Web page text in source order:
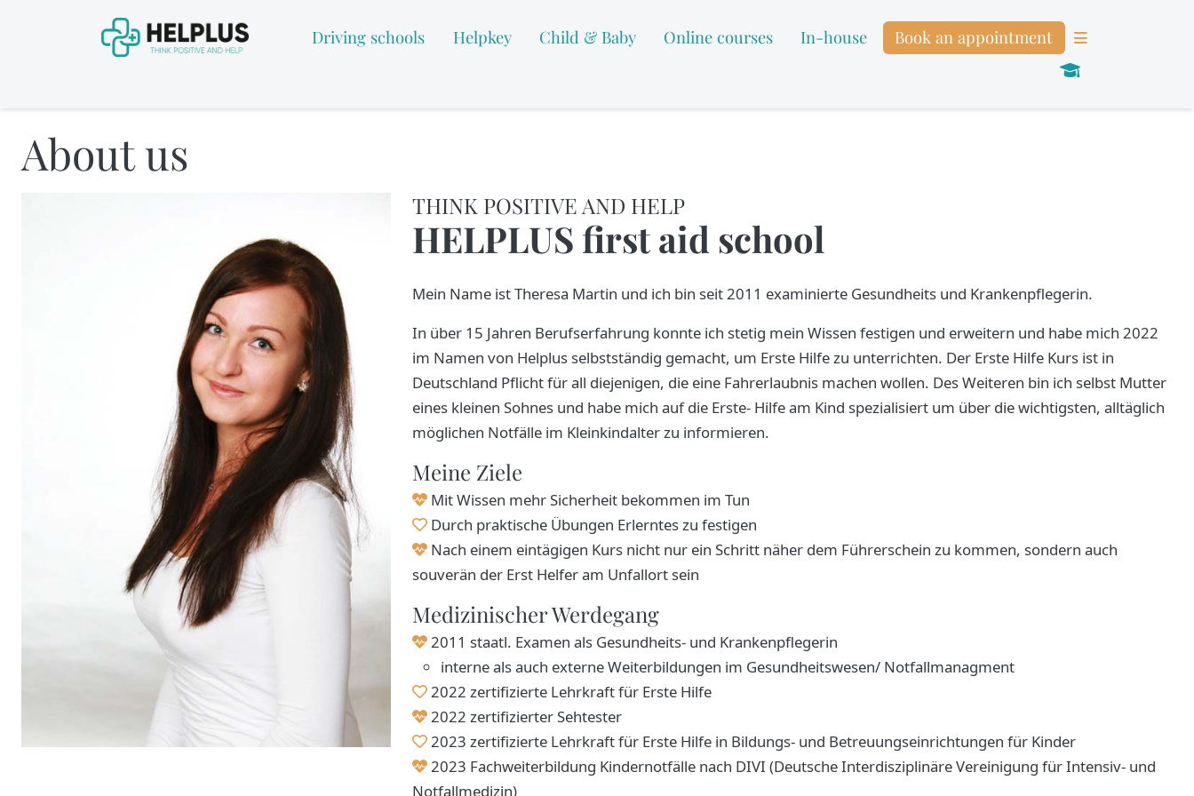
Driving schools Helpkey Child & Baby Online courses In-house Book an appointment
About us
THINK POSITIVE AND HELP
HELPLUS first aid school
Mein Name ist Theresa Martin und ich bin seit 2011 examinierte Gesundheits und Krankenpflegerin.
In über 15 Jahren Berufserfahrung konnte ich stetig mein Wissen festigen und erweitern und habe mich 2022
im Namen von Helplus selbstständig gemacht, um Erste Hilfe zu unterrichten. Der Erste Hilfe Kurs ist in
Deutschland Pflicht für all diejenigen, die eine Fahrerlaubnis machen wollen. Des Weiteren bin ich selbst Mutter
eines kleinen Sohnes und habe mich auf die Erste- Hilfe am Kind spezialisiert um über die wichtigsten, alltäglich
möglichen Notfälle im Kleinkindalter zu informieren.
Meine Ziele
Mit Wissen mehr Sicherheit bekommen im Tun
Durch praktische Übungen Erlerntes zu festigen
Nach einem eintägigen Kurs nicht nur ein Schritt näher dem Führerschein zu kommen, sondern auch
souverän der Erst Helfer am Unfallort sein
Medizinischer Werdegang
2011 staatl. Examen als Gesundheits- und Krankenpflegerin
interne als auch externe Weiterbildungen im Gesundheitswesen/ Notfallmanagment
2022 zertifizierte Lehrkraft für Erste Hilfe
2022 zertifizierter Sehtester
2023 zertifizierte Lehrkraft für Erste Hilfe in Bildungs- und Betreuungseinrichtungen für Kinder
2023 Fachweiterbildung Kindernotfälle nach DIVI (Deutsche Interdisziplinäre Vereinigung für Intensiv- und
Notfallmedizin)